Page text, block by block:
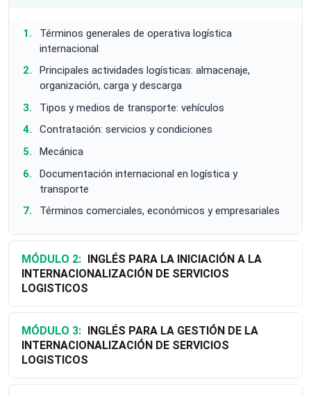
Términos generales de operativa logística
internacional
Principales actividades logísticas: almacenaje,
organización, carga y descarga
Tipos y medios de transporte: vehículos
Contratación: servicios y condiciones
Mecánica
Documentación internacional en logística y
transporte
Términos comerciales, económicos y empresariales
MÓDULO 2:
INTERNACIONALIZACIÓN DE SERVICIOS
LOGISTICOS
MÓDULO 3:
INTERNACIONALIZACIÓN DE SERVICIOS
LOGISTICOS